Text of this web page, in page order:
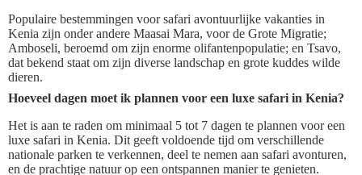
Populaire bestemmingen voor safari avontuurlijke vakanties in
Kenia zijn onder andere Maasai Mara, voor de Grote Migratie;
Amboseli, beroemd om zijn enorme olifantenpopulatie; en Tsavo,
dat bekend staat om zijn diverse landschap en grote kuddes wilde
dieren.
Hoeveel dagen moet ik plannen voor een luxe safari in Kenia?
Het is aan te raden om minimaal 5 tot 7 dagen te plannen voor een
luxe safari in Kenia. Dit geeft voldoende tijd om verschillende
nationale parken te verkennen, deel te nemen aan safari avonturen,
en de prachtige natuur op een ontspannen manier te genieten.